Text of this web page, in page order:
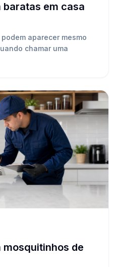
baratas em casa
aparecer mesmo
chamar uma
mosquitinhos de